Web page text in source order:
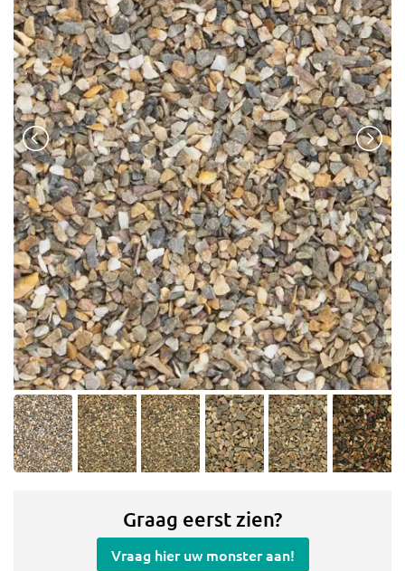
Graag eerst zien?
Vraag hier uw monster aan!